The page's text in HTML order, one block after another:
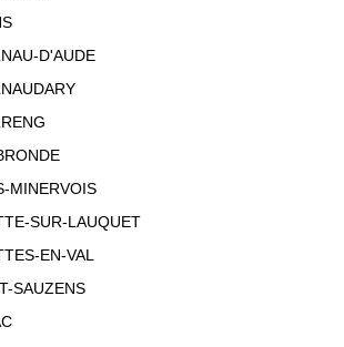
D'AUDE
MINERVOIS
SUR-LAUQUET
EN-VAL
SAUZENS